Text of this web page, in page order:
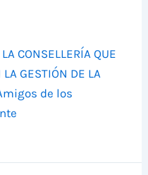
CONSELLERÍA QUE
GESTIÓN DE LA
de los